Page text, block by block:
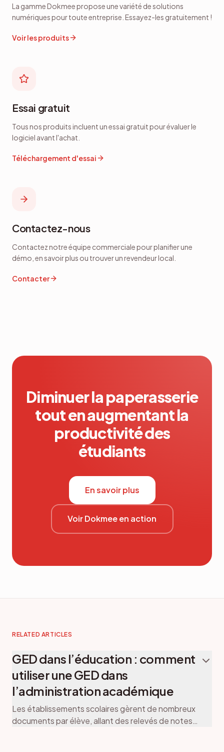
j'aime vraiment, une solution de
capture puissante et un outil de
dans une seule application.
La gamme Dokmee propose une variété de solutions
numériques pour toute entreprise. Essayez-les gratuitement !
Voir les produits
Essai gratuit
Tous nos produits incluent un essai gratuit pour évaluer le
logiciel avant l'achat.
Téléchargement d'essai
Contactez-nous
Contactez notre équipe commerciale pour planifier une
démo, en savoir plus ou trouver un revendeur local.
Contacter
Diminuer la paperasserie
tout en augmentant la
productivité des
étudiants
En savoir plus
Voir Dokmee en action
RELATED ARTICLES
GED dans l’éducation : comment
utiliser une GED dans
l’administration académique
Les établissements scolaires gèrent de nombreux
documents par élève, allant des relevés de notes